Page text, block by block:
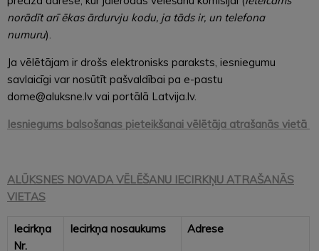
norādīt arī ēkas ārdurvju kodu, ja tāds ir, un telefona
numuru).
Ja vēlētājam ir drošs elektronisks paraksts, iesniegumu
savlaicīgi var nosūtīt pašvaldībai pa e-pastu
dome@aluksne.lv vai portālā Latvija.lv.
Iesniegums balsošanas pieteikšanai vēlētāja atrašanās vietā
ALŪKSNES NOVADA VĒLĒŠANU IECIRKŅU ATRAŠANĀS
VIETAS
Iecirkņa
Nr.
Iecirkņa nosaukums Adrese